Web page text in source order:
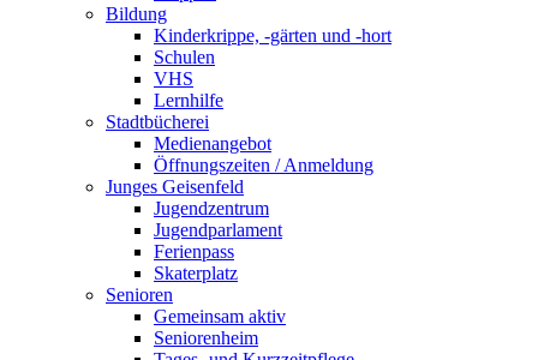
Bildung
Kinderkrippe, -gärten und -hort
Schulen
VHS
Lernhilfe
Stadtbücherei
Medienangebot
Öffnungszeiten / Anmeldung
Junges Geisenfeld
Jugendzentrum
Jugendparlament
Ferienpass
Skaterplatz
Senioren
Gemeinsam aktiv
Seniorenheim